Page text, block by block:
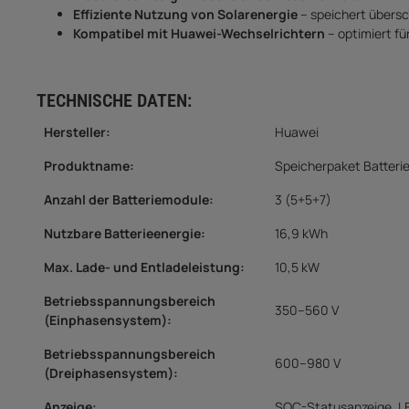
Effiziente Nutzung von Solarenergie – speichert
Kompatibel mit Huawei-Wechselrichtern – optimiert
TECHNISCHE DATEN:
Hersteller:
Huawei
Produktname:
Speicherpaket
Anzahl der Batteriemodule:
3 (5+5+7)
Nutzbare Batterieenergie:
16,9 kWh
Max. Lade- und Entladeleistung:
10,5 kW
Betriebsspannungsbereich
(Einphasensystem):
350–560 V
Betriebsspannungsbereich
(Dreiphasensystem):
600–980 V